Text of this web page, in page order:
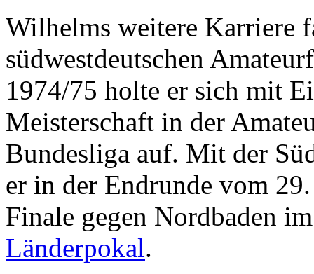
Wilhelms weitere Karriere
südwestdeutschen
1974/75 holte er sich mit
Meisterschaft in der
Bundesliga auf. Mit der
er in der Endrunde vom
Finale gegen Nordbaden
Länderpokal.